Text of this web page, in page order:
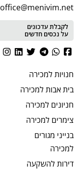
office@menivim.net
לקבלת עדכונים
על נכסים חדשים
חנויותלמכירה
בית אבותלמכירה
חניונים למכירה
צימרים למכירה
בנייני מגורים
למכירה
דירות להשקעה